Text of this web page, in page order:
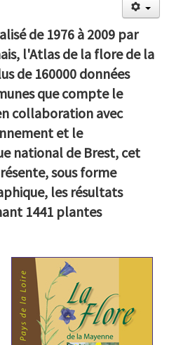
de 1976 à 2009 par
l'Atlas de la flore de la
de 160000 données
que compte le
collaboration avec
et le
national de Brest, cet
sous forme
les résultats
1441 plantes